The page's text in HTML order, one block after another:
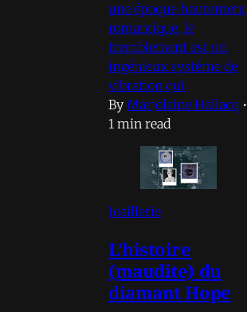
une époque hautement
romantique, le
tremblement est un
ingénieux système de
vibration qui
By Marjolaine Hallacq •
1 min read
Joaillerie
L’histoire
(maudite) du
diamant Hope